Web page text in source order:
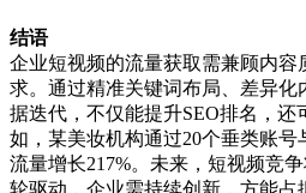
结语
企业短视频的流量获取需兼顾内容
求。通过精准关键词布局、差异化
据迭代，不仅能提升SEO排名，还
如，某美妆机构通过20个垂类账号
流量增长217%。未来，短视频竞
轮驱动，企业需持续创新，方能占